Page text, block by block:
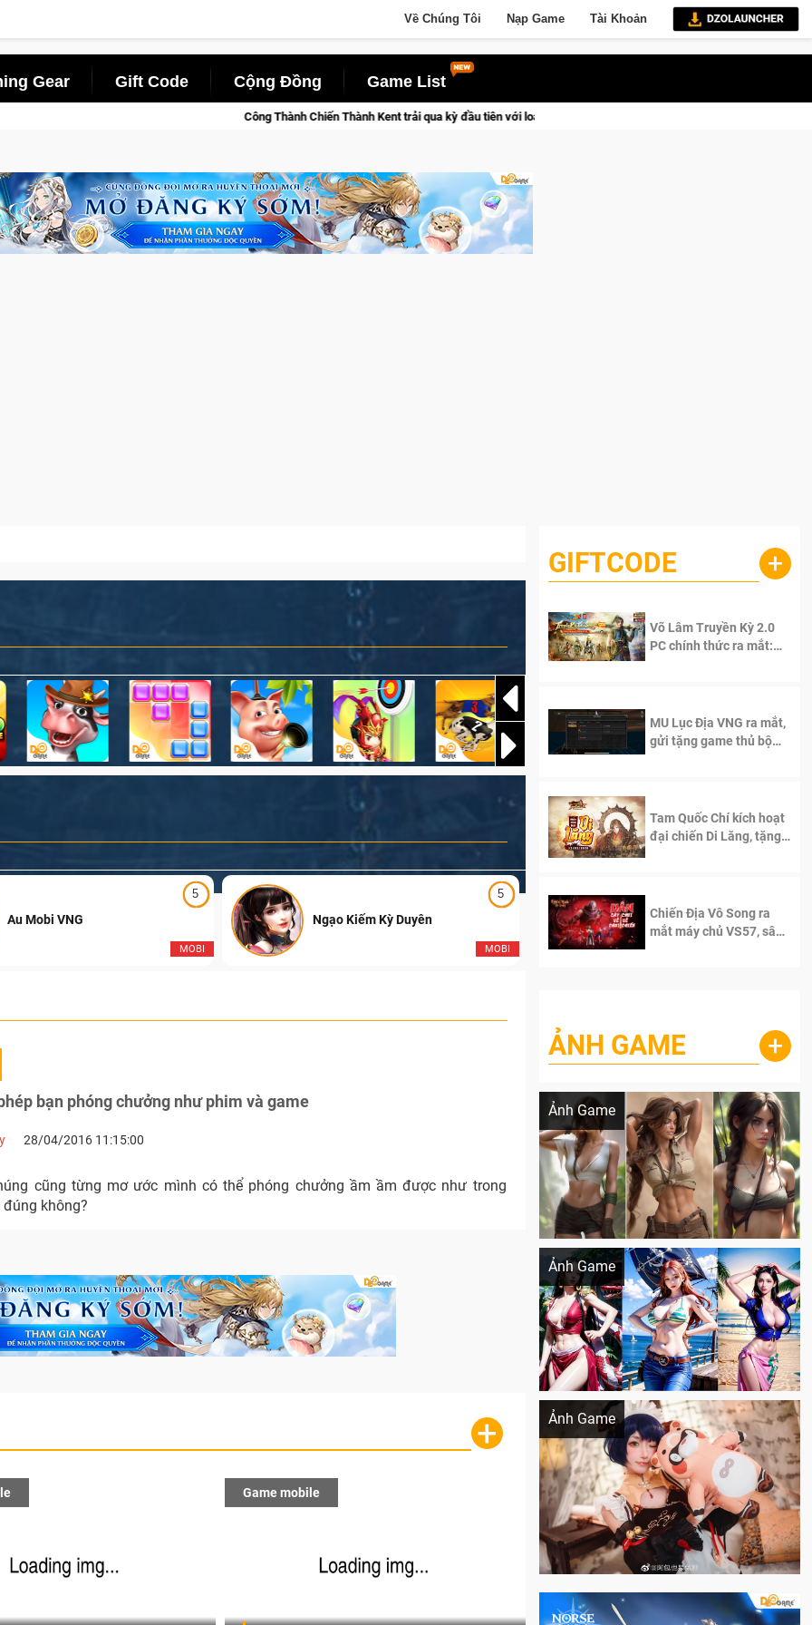
Về Chúng Tôi Nạp Game Tài Khoản
Gear Gift Code Cộng Đồng Game List
Công Thành Chiến Thành Kent trải qua kỳ đầu tiên với loạt khám phá đáng nhớ của game thủ Lineage W
5
MOBI
Au Mobi VNG
5
MOBI
Ngạo Kiếm Kỳ Duyên Ngạo Thiên Mobile
bạn phóng chưởng như phim và game
28/04/2016 11:15:00
cũng từng mơ ước mình có thể phóng chưởng ầm ầm được như trong
không?
+
Game mobile
GIFTCODE +
Võ Lâm Truyền Kỳ 2.0
PC chính thức ra mắt:
MU Lục Địa VNG ra mắt,
gửi tặng game thủ bộ
Tam Quốc Chí kích hoạt
đại chiến Di Lăng, tặng
Chiến Địa Vô Song ra
mắt máy chủ VS57, sân
ẢNH GAME +
Ảnh Game
Lala Croft vừa nóng vừa xinh dưới nét vẽ
Ảnh Game
Khi AI Cosplay gái đẹp One Piece
Ảnh Game
Cosplay Xiangling siêu cute